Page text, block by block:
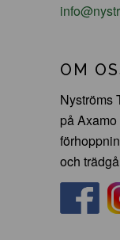
OM
Nyströms
på
och